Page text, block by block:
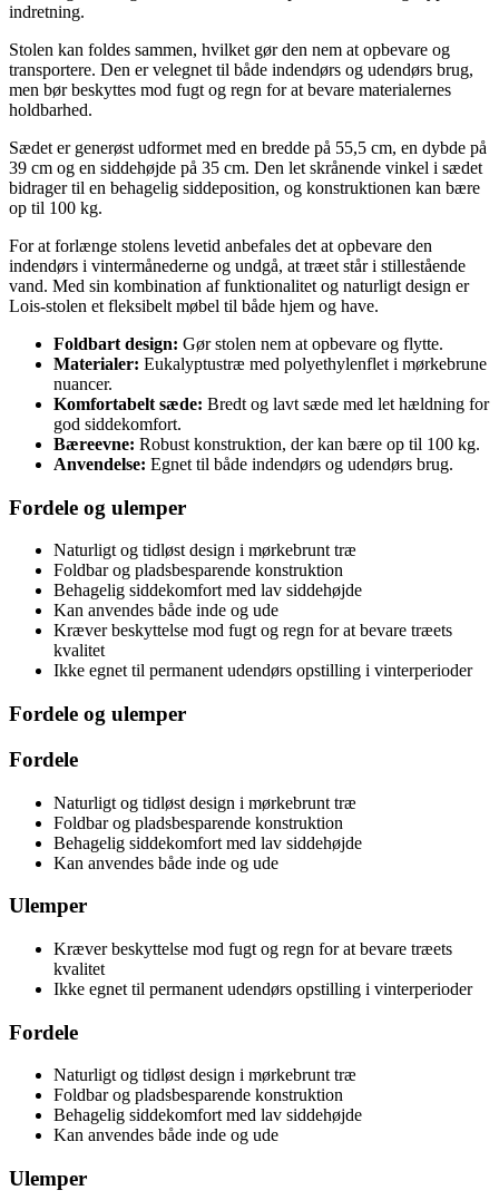
indretning.
Stolen kan foldes sammen, hvilket gør den nem at opbevare og
transportere. Den er velegnet til både indendørs og udendørs brug,
men bør beskyttes mod fugt og regn for at bevare materialernes
holdbarhed.
Sædet er generøst udformet med en bredde på 55,5 cm, en dybde på
39 cm og en siddehøjde på 35 cm. Den let skrånende vinkel i sædet
bidrager til en behagelig siddeposition, og konstruktionen kan bære
op til 100 kg.
For at forlænge stolens levetid anbefales det at opbevare den
indendørs i vintermånederne og undgå, at træet står i stillestående
vand. Med sin kombination af funktionalitet og naturligt design er
Lois-stolen et fleksibelt møbel til både hjem og have.
Foldbart design: Gør stolen nem at opbevare og flytte.
Materialer: Eukalyptustræ med polyethylenflet i mørkebrune
nuancer.
Komfortabelt sæde: Bredt og lavt sæde med let hældning for
god siddekomfort.
Bæreevne: Robust konstruktion, der kan bære op til 100 kg.
Anvendelse: Egnet til både indendørs og udendørs brug.
Fordele og ulemper
Naturligt og tidløst design i mørkebrunt træ
Foldbar og pladsbesparende konstruktion
Behagelig siddekomfort med lav siddehøjde
Kan anvendes både inde og ude
Kræver beskyttelse mod fugt og regn for at bevare træets
kvalitet
Ikke egnet til permanent udendørs opstilling i vinterperioder
Fordele og ulemper
Fordele
Naturligt og tidløst design i mørkebrunt træ
Foldbar og pladsbesparende konstruktion
Behagelig siddekomfort med lav siddehøjde
Kan anvendes både inde og ude
Ulemper
Kræver beskyttelse mod fugt og regn for at bevare træets
kvalitet
Ikke egnet til permanent udendørs opstilling i vinterperioder
Fordele
Naturligt og tidløst design i mørkebrunt træ
Foldbar og pladsbesparende konstruktion
Behagelig siddekomfort med lav siddehøjde
Kan anvendes både inde og ude
Ulemper